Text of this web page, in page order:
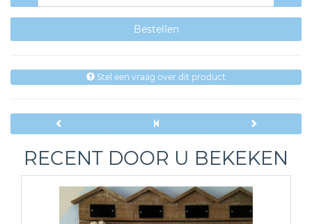
Stel een vraag over dit product
RECENT DOOR U BEKEKEN